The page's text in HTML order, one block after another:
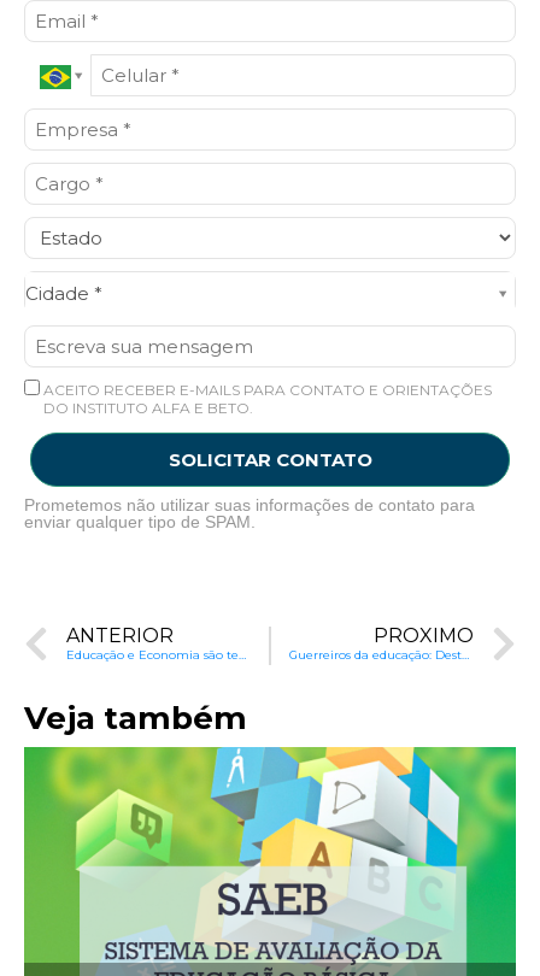
Cidade *
Cidade*
ACEITO RECEBER E-MAILS PARA CONTATO E ORIENTAÇÕES
DO INSTITUTO ALFA E BETO.
SOLICITAR CONTATO
Prometemos não utilizar suas informações de contato para
enviar qualquer tipo de SPAM.
ANTERIOR PRÓXIMO
Veja também